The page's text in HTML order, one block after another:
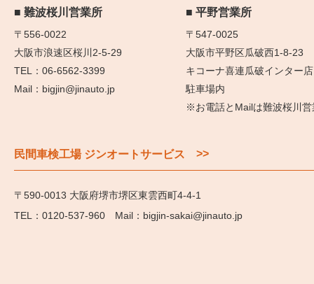
難波桜川営業所
〒556-0022
大阪市浪速区桜川2-5-29
06-6562-3399
bigjin@jinauto.jp
平野営業所
〒547-0025
大阪市平野区瓜破西1-8-23
キコーナ喜連瓜破インター店
駐車場内
※お電話とMailは難波桜川営
民間車検工場 ジンオートサービス >>
〒590-0013 大阪府堺市堺区東雲西町4-4-1
0120-537-960
bigjin-sakai@jinauto.jp